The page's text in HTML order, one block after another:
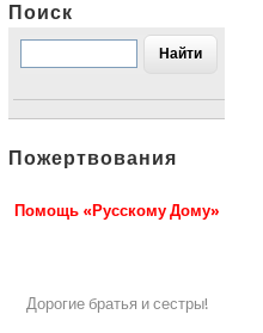
Поиск
Пожертвования
Помощь «Русскому Дому»
Дорогие братья и сестры!